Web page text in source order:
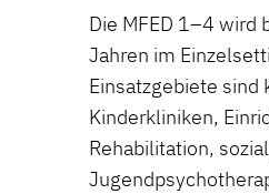
Die MFED 1–4 wird
Jahren im
Einsatzgebiete
Kinderkliniken,
Rehabilitation,